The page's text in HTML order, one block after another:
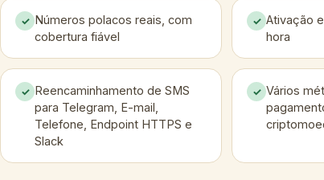
✓ Números polacos reais, com
cobertura fiável
✓ Ativação
hora
✓ Reencaminhamento de SMS
para Telegram, E-mail,
Telefone, Endpoint HTTPS e
Slack
✓ Vários